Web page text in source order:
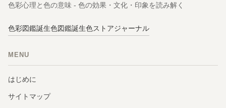
色彩心理と色の意味 - 色の効果・文化・印象を読み解く
色彩図鑑誕生色図鑑誕生色ストアジャーナル
MENU
はじめに
サイトマップ